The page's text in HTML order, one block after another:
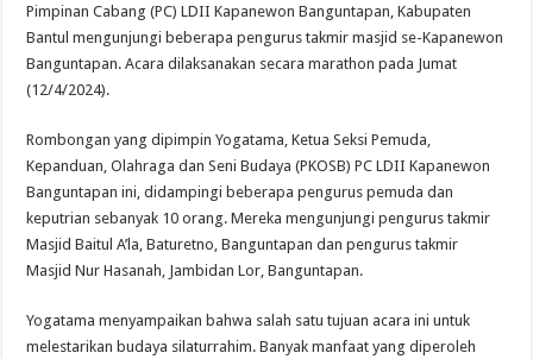
Pimpinan Cabang (PC) LDII Kapanewon Banguntapan, Kabupaten
Bantul mengunjungi beberapa pengurus takmir masjid se-Kapanewon
Banguntapan. Acara dilaksanakan secara marathon pada Jumat
(12/4/2024).
Rombongan yang dipimpin Yogatama, Ketua Seksi Pemuda,
Kepanduan, Olahraga dan Seni Budaya (PKOSB) PC LDII Kapanewon
Banguntapan ini, didampingi beberapa pengurus pemuda dan
keputrian sebanyak 10 orang. Mereka mengunjungi pengurus takmir
Masjid Baitul A’la, Baturetno, Banguntapan dan pengurus takmir
Masjid Nur Hasanah, Jambidan Lor, Banguntapan.
Yogatama menyampaikan bahwa salah satu tujuan acara ini untuk
melestarikan budaya silaturrahim. Banyak manfaat yang diperoleh